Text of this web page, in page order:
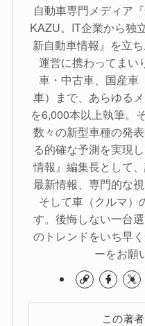
自動車専門メディア
KAZU。IT企業から独
新自動車情報』を立
運営に携わってまい
車・中古車、国産車
車）まで、あらゆる
を6,000本以上執筆。
数々の新型車種の発
る的確な予測を実現
情報』編集長として
最新情報、専門的な
そして車（クルマ）
す。後悔しない一台
のトレンドをいち早
ーをお願
この著